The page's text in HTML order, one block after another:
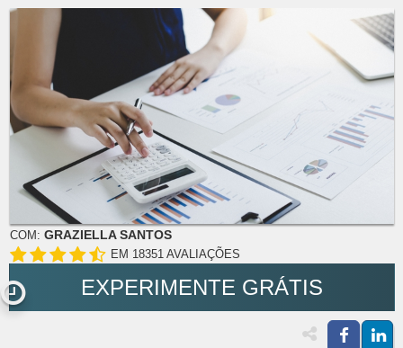
COM: GRAZIELLA SANTOS
EM 18351 AVALIAÇÕES
EXPERIMENTE GRÁTIS